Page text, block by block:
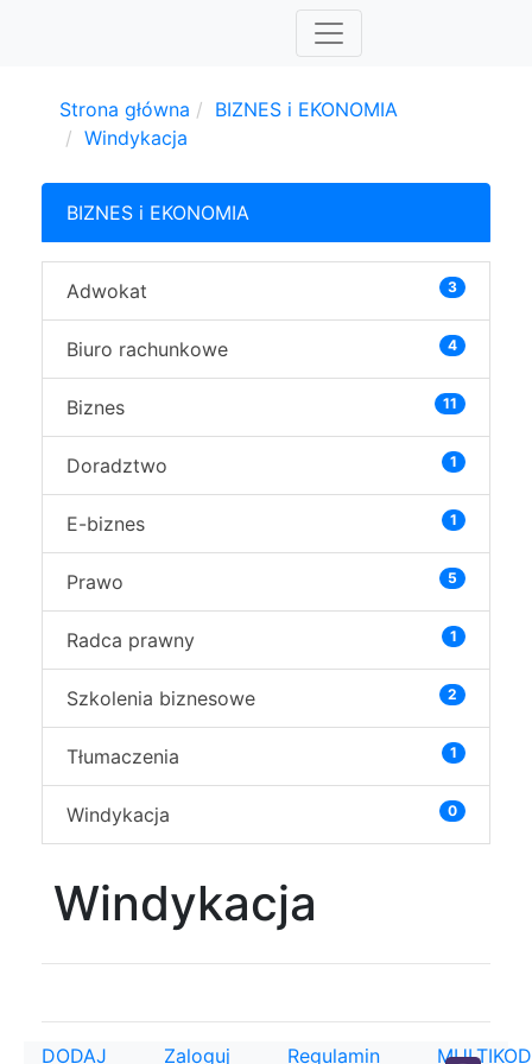
Strona główna
BIZNES i EKONOMIA
Windykacja
BIZNES i EKONOMIA
3
Adwokat
4
Biuro rachunkowe
11
Biznes
1
Doradztwo
1
E-biznes
5
Prawo
1
Radca prawny
2
Szkolenia biznesowe
1
Tłumaczenia
0
Windykacja
Windykacja
DODAJ
Zaloguj
Regulamin MULTIKOD